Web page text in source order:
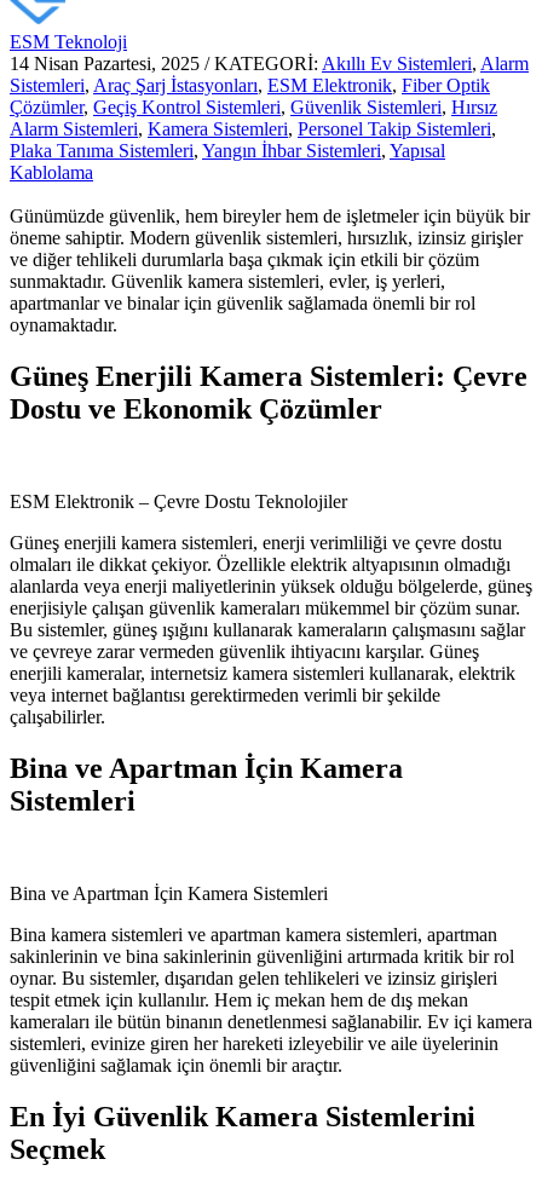
ESM Teknoloji
14 Nisan Pazartesi, 2025 / KATEGORİ: Akıllı Ev Sistemleri, Alarm
Sistemleri, Araç Şarj İstasyonları, ESM Elektronik, Fiber Optik
Çözümler, Geçiş Kontrol Sistemleri, Güvenlik Sistemleri, Hırsız
Alarm Sistemleri, Kamera Sistemleri, Personel Takip Sistemleri,
Plaka Tanıma Sistemleri, Yangın İhbar Sistemleri, Yapısal
Kablolama
Günümüzde güvenlik, hem bireyler hem de işletmeler için büyük bir
öneme sahiptir. Modern güvenlik sistemleri, hırsızlık, izinsiz girişler
ve diğer tehlikeli durumlarla başa çıkmak için etkili bir çözüm
sunmaktadır. Güvenlik kamera sistemleri, evler, iş yerleri,
apartmanlar ve binalar için güvenlik sağlamada önemli bir rol
oynamaktadır.
Güneş Enerjili Kamera Sistemleri: Çevre
Dostu ve Ekonomik Çözümler
ESM Elektronik – Çevre Dostu Teknolojiler
Güneş enerjili kamera sistemleri, enerji verimliliği ve çevre dostu
olmaları ile dikkat çekiyor. Özellikle elektrik altyapısının olmadığı
alanlarda veya enerji maliyetlerinin yüksek olduğu bölgelerde, güneş
enerjisiyle çalışan güvenlik kameraları mükemmel bir çözüm sunar.
Bu sistemler, güneş ışığını kullanarak kameraların çalışmasını sağlar
ve çevreye zarar vermeden güvenlik ihtiyacını karşılar. Güneş
enerjili kameralar, internetsiz kamera sistemleri kullanarak, elektrik
veya internet bağlantısı gerektirmeden verimli bir şekilde
çalışabilirler.
Bina ve Apartman İçin Kamera
Sistemleri
Bina ve Apartman İçin Kamera Sistemleri
Bina kamera sistemleri ve apartman kamera sistemleri, apartman
sakinlerinin ve bina sakinlerinin güvenliğini artırmada kritik bir rol
oynar. Bu sistemler, dışarıdan gelen tehlikeleri ve izinsiz girişleri
tespit etmek için kullanılır. Hem iç mekan hem de dış mekan
kameraları ile bütün binanın denetlenmesi sağlanabilir. Ev içi kamera
sistemleri, evinize giren her hareketi izleyebilir ve aile üyelerinin
güvenliğini sağlamak için önemli bir araçtır.
En İyi Güvenlik Kamera Sistemlerini
Seçmek